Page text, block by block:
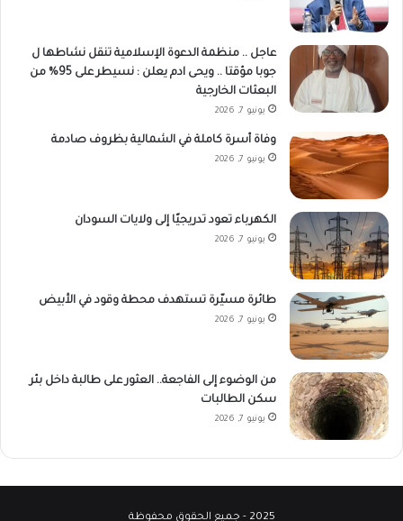
عاجل .. منظمة الدعوة الإسلامية تنقل نشاطها ل
جوبا مؤقتا .. ويحى ادم يعلن : نسيطر على 95% من
البعثات الخارجية
يونيو 7, 2026
وفاة أسرة كاملة في الشمالية بظروف صادمة
يونيو 7, 2026
الكهرباء تعود تدريجيًا إلى ولايات السودان
يونيو 7, 2026
طائرة مسيّرة تستهدف محطة وقود في الأبيض
يونيو 7, 2026
من الوضوء إلى الفاجعة.. العثور على طالبة داخل بئر
سكن الطالبات
يونيو 7, 2026
2025 - جميع الحقوق محفوظة